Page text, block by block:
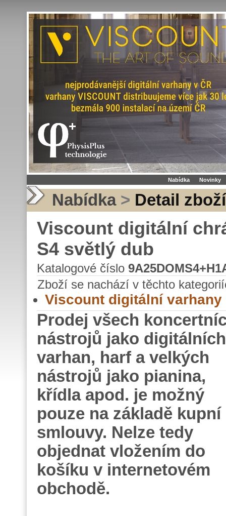
Nabídka Novinky
Nabídka > Detail zboží
Viscount digitální
S4 světlý dub
Katalogové číslo
Zboží se nachází v těchto
Viscount digitální varhany
Prodej všech
nástrojů jako digitálních
varhan, harf a velkých
nástrojů jako pianina,
křídla apod. je možný
pouze na základě kupní
smlouvy. Nelze tedy
objednat vložením do
košíku v internetovém
obchodě.